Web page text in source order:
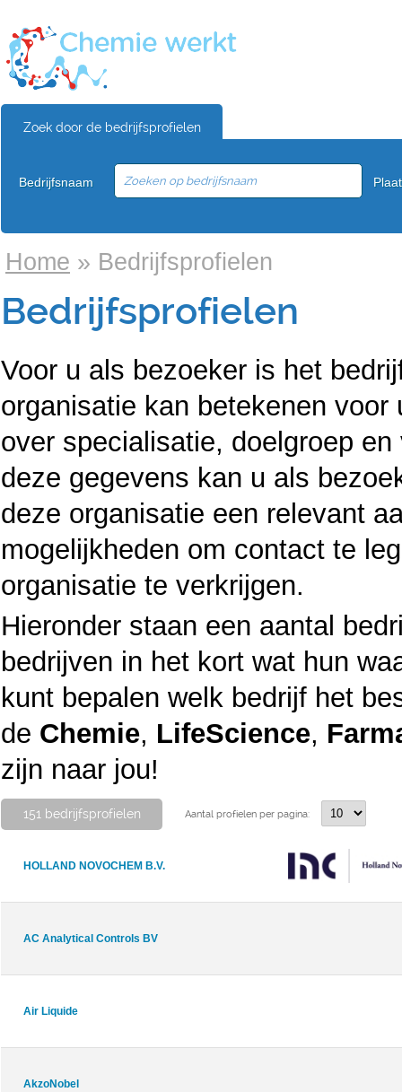
Zoek door de bedrijfsprofielen
Bedrijfsnaam
Home » Bedrijfsprofielen
Bedrijfsprofielen
Voor u als bezoeker is het
organisatie kan betekenen
over specialisatie, doelgroep
deze gegevens kan u als
deze organisatie een relevant
mogelijkheden om contact te
organisatie te verkrijgen.
Hieronder staan een aantal
bedrijven in het kort wat hun
kunt bepalen welk bedrijf het
de Chemie, LifeScience,
zijn naar jou!
151 bedrijfsprofielen Aantal profielen per pagina:
HOLLAND NOVOCHEM B.V.
AC Analytical Controls BV
Air Liquide
AkzoNobel